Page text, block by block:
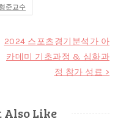
준교수
2024 스포츠경기분석가 아
카데미 기초과정 & 심화과
정 참가 성료 >
Also Like